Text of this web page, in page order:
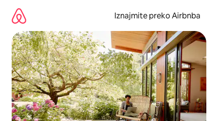
sadržaj
Iznajmite preko Airbnba